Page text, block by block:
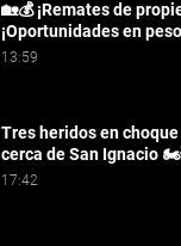
🏡💰 ¡Remates de
¡Oportunidades en
13:59
Tres heridos en
cerca de San Ignacio
17:42